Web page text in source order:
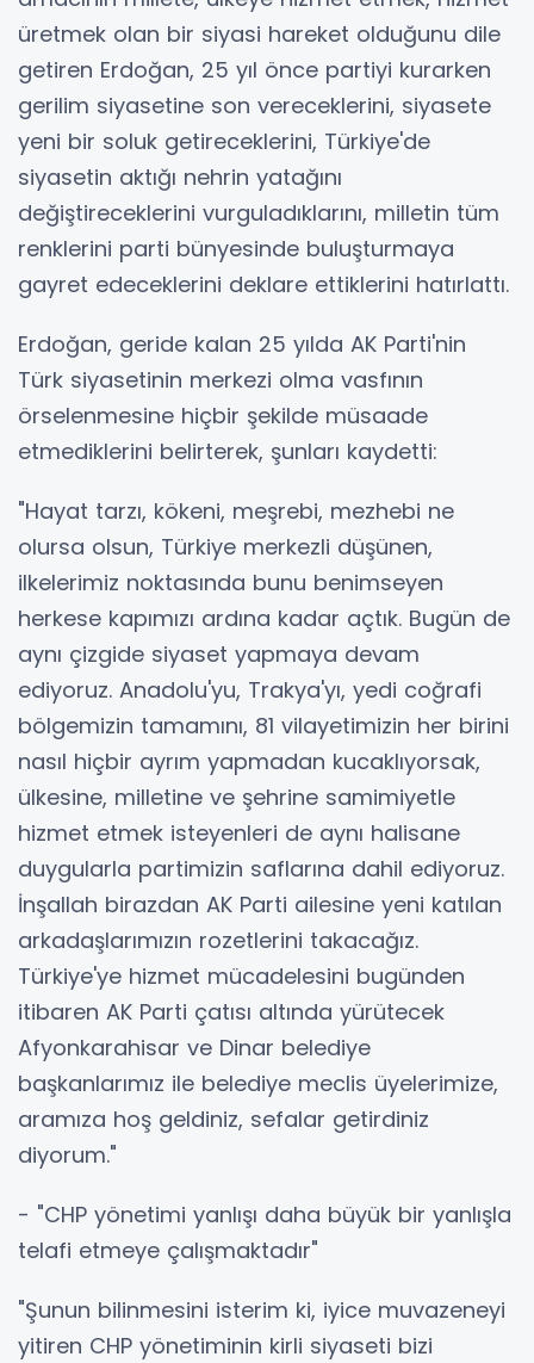
üretmek olan bir siyasi hareket olduğunu dile
getiren Erdoğan, 25 yıl önce partiyi kurarken
gerilim siyasetine son vereceklerini, siyasete
yeni bir soluk getireceklerini, Türkiye'de
siyasetin aktığı nehrin yatağını
değiştireceklerini vurguladıklarını, milletin tüm
renklerini parti bünyesinde buluşturmaya
gayret edeceklerini deklare ettiklerini hatırlattı.
Erdoğan, geride kalan 25 yılda AK Parti'nin
Türk siyasetinin merkezi olma vasfının
örselenmesine hiçbir şekilde müsaade
etmediklerini belirterek, şunları kaydetti:
"Hayat tarzı, kökeni, meşrebi, mezhebi ne
olursa olsun, Türkiye merkezli düşünen,
ilkelerimiz noktasında bunu benimseyen
herkese kapımızı ardına kadar açtık. Bugün de
aynı çizgide siyaset yapmaya devam
ediyoruz. Anadolu'yu, Trakya'yı, yedi coğrafi
bölgemizin tamamını, 81 vilayetimizin her birini
nasıl hiçbir ayrım yapmadan kucaklıyorsak,
ülkesine, milletine ve şehrine samimiyetle
hizmet etmek isteyenleri de aynı halisane
duygularla partimizin saflarına dahil ediyoruz.
İnşallah birazdan AK Parti ailesine yeni katılan
arkadaşlarımızın rozetlerini takacağız.
Türkiye'ye hizmet mücadelesini bugünden
itibaren AK Parti çatısı altında yürütecek
Afyonkarahisar ve Dinar belediye
başkanlarımız ile belediye meclis üyelerimize,
aramıza hoş geldiniz, sefalar getirdiniz
diyorum."
- "CHP yönetimi yanlışı daha büyük bir yanlışla
telafi etmeye çalışmaktadır"
"Şunun bilinmesini isterim ki, iyice muvazeneyi
yitiren CHP yönetiminin kirli siyaseti bizi